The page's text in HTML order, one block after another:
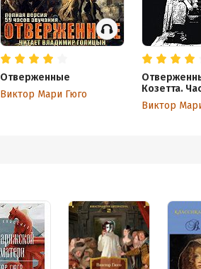
Отверженные
Виктор Мари Гюго
Козетта.
Виктор